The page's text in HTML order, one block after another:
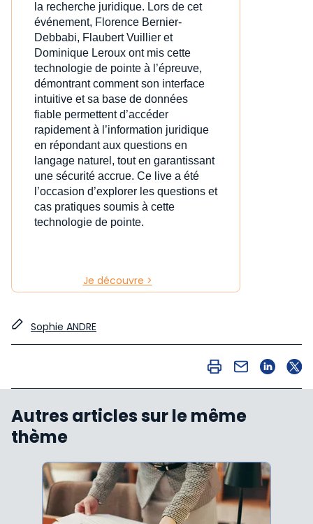
la recherche juridique. Lors de cet
événement, Florence Bernier-
Debbabi, Flaubert Vuillier et
Dominique Leroux ont mis cette
technologie de pointe à l’épreuve,
démontrant comment son interface
intuitive et sa base de données
fiable permettent d’accéder
rapidement à l’information juridique
en répondant aux questions en
langage naturel, tout en garantissant
une sécurité accrue. Ce live a été
l’occasion d’explorer les questions et
cas pratiques soumis à cette
technologie de pointe.
Je découvre >
Sophie ANDRE
Autres articles sur le même
thème